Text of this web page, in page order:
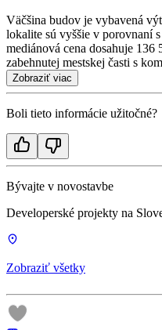
Väčšina budov je vybavená
lokalite sú vyššie v porovnaní
mediánová cena dosahuje
zabehnutej mestskej časti s
Zobraziť viac
Boli tieto informácie užitočné?
Bývajte v novostavbe
Developerské projekty na
Zobraziť všetky